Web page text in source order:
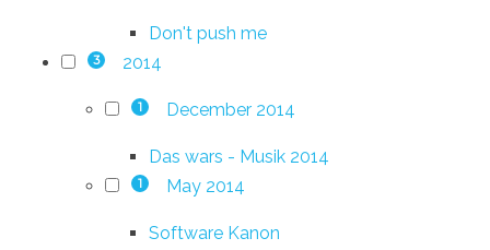
Don't push me
3 2014
1 December 2014
Das wars - Musik 2014
1 May 2014
Software Kanon